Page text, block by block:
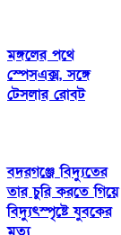
মঙ্গলের পথে
স্পেসএক্স, সঙ্গে
টেসলার রোবট
বদরগঞ্জে বিদ্যুতের
তার চুরি করতে গিয়ে
বিদ্যুৎস্পৃষ্টে যুবকের